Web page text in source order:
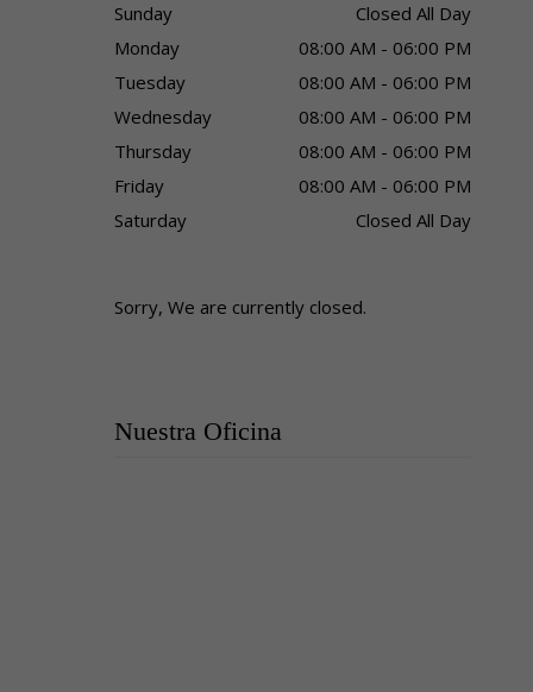
Sunday
Closed All Day
Monday
08:00 AM - 06:00 PM
Tuesday
08:00 AM - 06:00 PM
Wednesday
08:00 AM - 06:00 PM
Thursday
08:00 AM - 06:00 PM
Friday
08:00 AM - 06:00 PM
Saturday
Closed All Day
Sorry, We are currently closed.
Nuestra Oficina